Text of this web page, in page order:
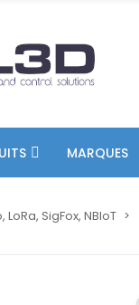
MARQUES
LoRa, SigFox, NBIoT